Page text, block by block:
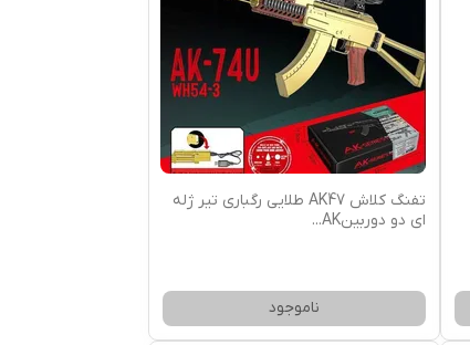
تفنگ کلاش AK47 طلایی رگباری تیر ژله
ای دو دوربینAK
...
ناموجود